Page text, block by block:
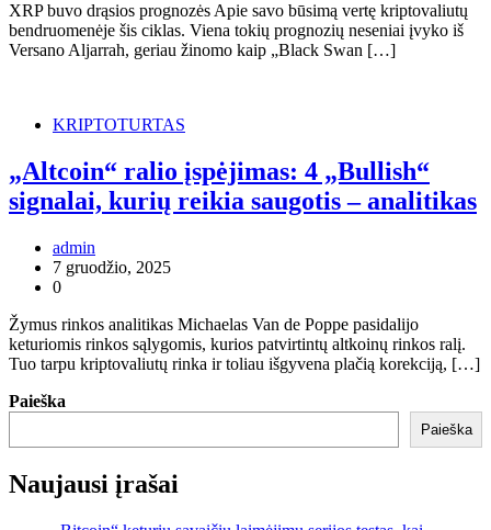
XRP buvo drąsios prognozės Apie savo būsimą vertę kriptovaliutų
bendruomenėje šis ciklas. Viena tokių prognozių neseniai įvyko iš
Versano Aljarrah, geriau žinomo kaip „Black Swan […]
KRIPTOTURTAS
„Altcoin“ ralio įspėjimas: 4 „Bullish“
signalai, kurių reikia saugotis – analitikas
admin
7 gruodžio, 2025
0
Žymus rinkos analitikas Michaelas Van de Poppe pasidalijo
keturiomis rinkos sąlygomis, kurios patvirtintų altkoinų rinkos ralį.
Tuo tarpu kriptovaliutų rinka ir toliau išgyvena plačią korekciją, […]
Paieška
Paieška
Naujausi įrašai